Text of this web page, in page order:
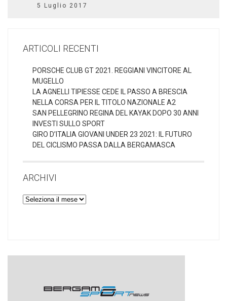
5 Luglio 2017
ARTICOLI RECENTI
PORSCHE CLUB GT 2021. REGGIANI VINCITORE AL
MUGELLO
LA AGNELLI TIPIESSE CEDE IL PASSO A BRESCIA
NELLA CORSA PER IL TITOLO NAZIONALE A2
SAN PELLEGRINO REGINA DEL KAYAK DOPO 30 ANNI
INVESTI SULLO SPORT
GIRO D’ITALIA GIOVANI UNDER 23 2021: IL FUTURO
DEL CICLISMO PASSA DALLA BERGAMASCA
ARCHIVI
Archivi